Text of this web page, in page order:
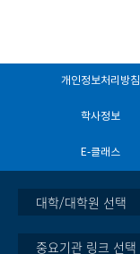
개인정보처리방침
학사정보
E-클래스
대학/대학원 선택
중요기관 링크 선택